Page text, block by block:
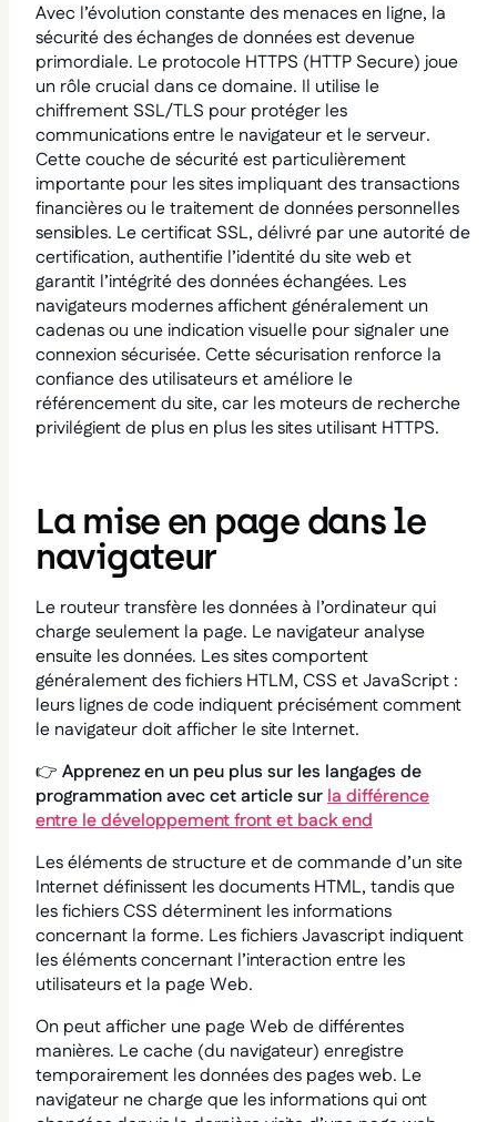
Avec l’évolution constante des menaces en ligne, la
sécurité des échanges de données est devenue
primordiale. Le protocole HTTPS (HTTP Secure) joue
un rôle crucial dans ce domaine. Il utilise le
chiffrement SSL/TLS pour protéger les
communications entre le navigateur et le serveur.
Cette couche de sécurité est particulièrement
importante pour les sites impliquant des transactions
financières ou le traitement de données personnelles
sensibles. Le certificat SSL, délivré par une autorité de
certification, authentifie l’identité du site web et
garantit l’intégrité des données échangées. Les
navigateurs modernes affichent généralement un
cadenas ou une indication visuelle pour signaler une
connexion sécurisée. Cette sécurisation renforce la
confiance des utilisateurs et améliore le
référencement du site, car les moteurs de recherche
privilégient de plus en plus les sites utilisant HTTPS.
La mise en page dans le
navigateur
Le routeur transfère les données à l’ordinateur qui
charge seulement la page. Le navigateur analyse
ensuite les données. Les sites comportent
généralement des fichiers HTLM, CSS et JavaScript :
leurs lignes de code indiquent précisément comment
le navigateur doit afficher le site Internet.
👉 Apprenez en un peu plus sur les langages de
programmation avec cet article surla différence
entre le développement front et back end
Les éléments de structure et de commande d’un site
Internet définissent les documents HTML, tandis que
les fichiers CSS déterminent les informations
concernant la forme. Les fichiers Javascript indiquent
les éléments concernant l’interaction entre les
utilisateurs et la page Web.
On peut afficher une page Web de différentes
manières. Le cache (du navigateur) enregistre
temporairement les données des pages web. Le
navigateur ne charge que les informations qui ont